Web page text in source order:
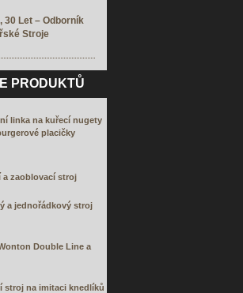
30 Let – Odborník
Stroje
PRODUKTŮ
linka na kuřecí nugety
placičky
a zaoblovací stroj
a jednořádkový stroj
Double Line a
stroj na imitaci knedlíků